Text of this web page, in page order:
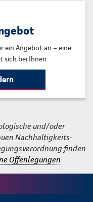
ein Angebot an – eine
bei Ihnen.
und/oder
Nachhaltigkeits-
finden
Offenlegungen.